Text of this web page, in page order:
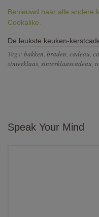
Benieuwd naar alle andere
Cookalike.
De leukste keuken-
Tags: bakken, braden, cadeau,
sinterklaas, sinterklaascadeau,
Speak Your Mind